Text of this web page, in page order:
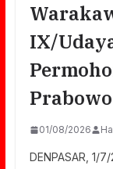
IX/
Prabowo
01/08/2026
DENPASAR, 1/